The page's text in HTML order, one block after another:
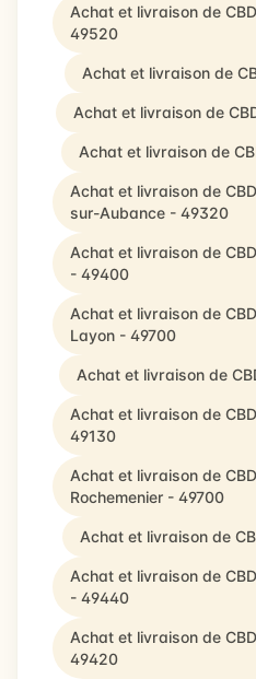
Achat et livraison de
49520
Achat et livraison de
Achat et livraison de
Achat et livraison de
Achat et livraison de
sur-Aubance - 49320
Achat et livraison de
- 49400
Achat et livraison de
Layon - 49700
Achat et livraison de
Achat et livraison de
49130
Achat et livraison de
Rochemenier - 49700
Achat et livraison de
Achat et livraison de
- 49440
Achat et livraison de
49420